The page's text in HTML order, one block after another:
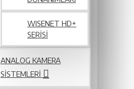
WISENET HD+
SERİSİ
ANALOG KAMERA
SISTEMLERI